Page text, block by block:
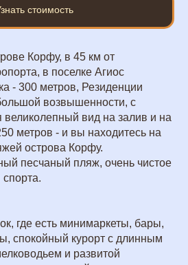
стоимость
Корфу, в 45 км от
в поселке Aгиос
- 300 метров, Резиденции
возвышенности, с
великолепный вид на залив и на
метров - и вы находитесь на
острова Корфу.
песчаный пляж, очень чистое
где есть минимаркеты, бары,
спокойный курорт с длинным
и развитой